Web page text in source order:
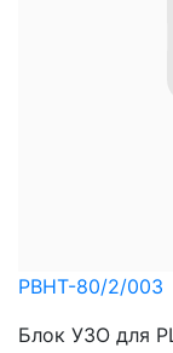
PBHT-80/2/003
Блок УЗО для